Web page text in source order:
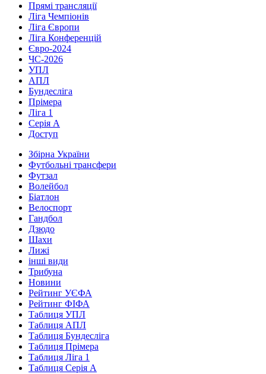
Прямі трансляції
Ліга Чемпіонів
Ліга Європи
Ліга Конференцій
Євро-2024
ЧС-2026
УПЛ
АПЛ
Бундесліга
Прімера
Ліга 1
Серія А
Доступ
Збірна України
Футбольні трансфери
Футзал
Волейбол
Біатлон
Велоспорт
Гандбол
Дзюдо
Шахи
Лижі
інші види
Трибуна
Новини
Рейтинг УЄФА
Рейтинг ФІФА
Таблиця УПЛ
Таблиця АПЛ
Таблиця Бундесліга
Таблиця Прімера
Таблиця Ліга 1
Таблиця Серія А